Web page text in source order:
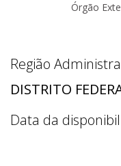
Órgão
Região
DISTRITO
Data da